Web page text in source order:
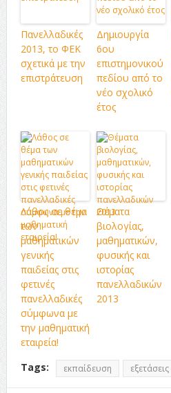
Πανελλαδικές
2013, το ΦΕΚ
σχετικά με την
επιστράτευση
Δημιουργία
6ου
επιστημονικού
πεδίου από το
νέο σχολικό
έτος
Λάθος σε θέμα
των
μαθηματικών
γενικής
παιδείας στις
φετινές
πανελλαδικές
σύμφωνα με
την μαθηματική
εταιρεία!
Θέματα
βιολογίας,
μαθηματικών,
φυσικής και
ιστορίας
πανελλαδικών
2013
Tags: εκπαίδευση εξετάσεις